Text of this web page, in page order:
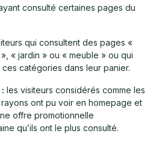
consulté certaines pages du
qui consultent des pages «
« jardin » ou « meuble » ou qui
catégories dans leur panier.
les visiteurs considérés comme les
ont pu voir en homepage et
offre promotionnelle
qu’ils ont le plus consulté.